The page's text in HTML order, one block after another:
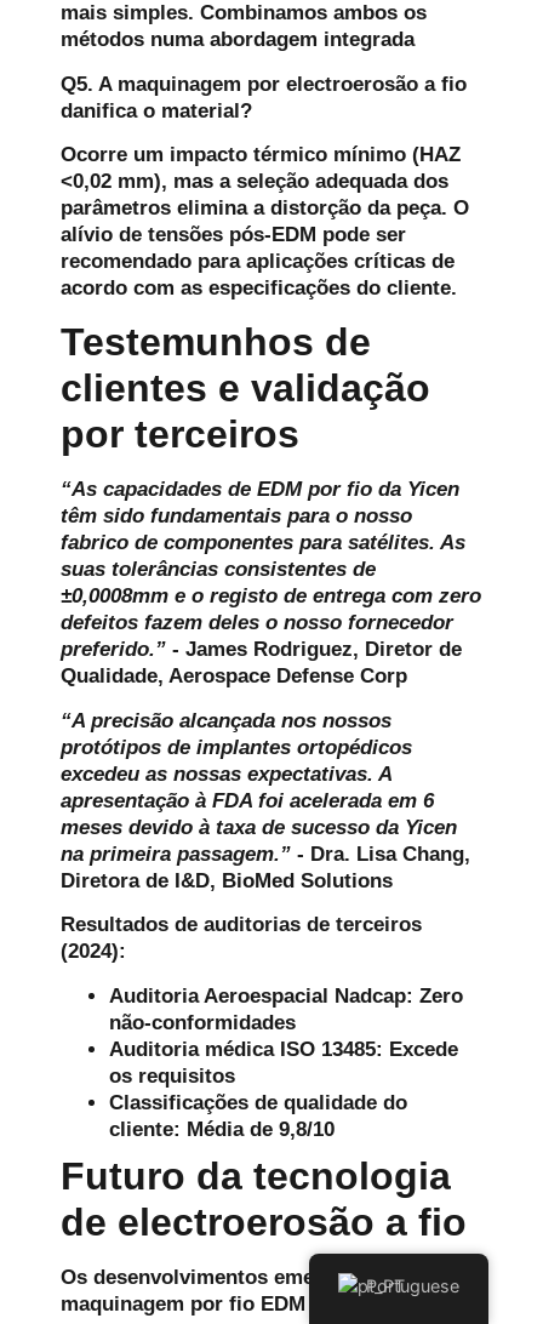
mais simples. Combinamos ambos os
métodos numa abordagem integrada
Q5. A maquinagem por electroerosão a fio
danifica o material?
Ocorre um impacto térmico mínimo (HAZ
<0,02 mm), mas a seleção adequada dos
parâmetros elimina a distorção da peça. O
alívio de tensões pós-EDM pode ser
recomendado para aplicações críticas de
acordo com as especificações do cliente.
Testemunhos de
clientes e validação
por terceiros
“As capacidades de EDM por fio da Yicen
têm sido fundamentais para o nosso
fabrico de componentes para satélites. As
suas tolerâncias consistentes de
±0,0008mm e o registo de entrega com zero
defeitos fazem deles o nosso fornecedor
preferido.” - James Rodriguez, Diretor de
Qualidade, Aerospace Defense Corp
“A precisão alcançada nos nossos
protótipos de implantes ortopédicos
excedeu as nossas expectativas. A
apresentação à FDA foi acelerada em 6
meses devido à taxa de sucesso da Yicen
na primeira passagem.” - Dra. Lisa Chang,
Diretora de I&D, BioMed Solutions
Resultados de auditorias de terceiros
(2024):
Auditoria Aeroespacial Nadcap: Zero
não-conformidades
Auditoria médica ISO 13485: Excede
os requisitos
Classificações de qualidade do
cliente: Média de 9,8/10
Futuro da tecnologia
de electroerosão a fio
Os desenvolvimentos emergentes na
maquinagem por fio EDM incluem:
Portuguese